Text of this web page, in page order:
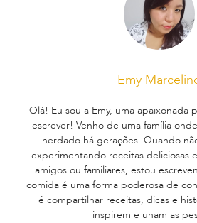
Emy
Olá! Eu sou a Emy, uma apaixonada
escrever! Venho de uma família
herdado há gerações. Quando
experimentando receitas deliciosas
amigos ou familiares, estou
comida é uma forma poderosa de
é compartilhar receitas, dicas e
inspirem e unam as